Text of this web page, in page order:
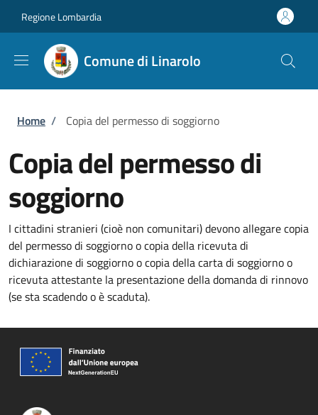
Regione Lombardia
Comune di Linarolo
Briciole di pane
Home / Copia del permesso di soggiorno
Copia del permesso di
soggiorno
I cittadini stranieri (cioè non comunitari) devono allegare copia
del permesso di soggiorno o copia della ricevuta di
dichiarazione di soggiorno o copia della carta di soggiorno o
ricevuta attestante la presentazione della domanda di rinnovo
(se sta scadendo o è scaduta).